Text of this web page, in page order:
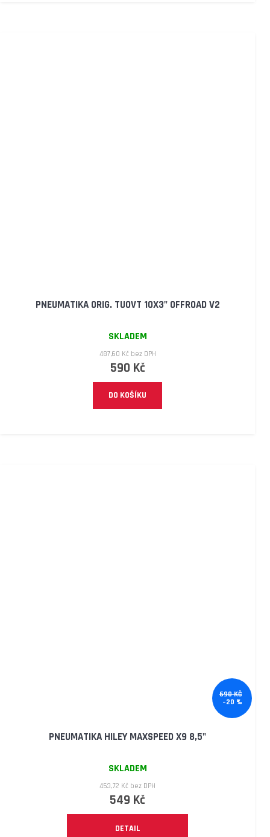
PNEUMATIKA ORIG. TUOVT 10X3" OFFROAD V2
SKLADEM
487,60 Kč bez DPH
590 Kč
DO KOŠÍKU
690 KČ
–20 %
PNEUMATIKA HILEY MAXSPEED X9 8,5"
SKLADEM
453,72 Kč bez DPH
549 Kč
DETAIL